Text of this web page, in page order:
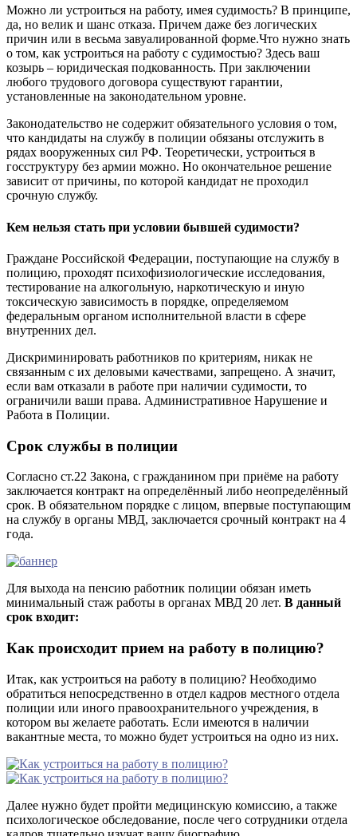
Можно ли устроиться на работу, имея судимость? В принципе,
да, но велик и шанс отказа. Причем даже без логических
причин или в весьма завуалированной форме.Что нужно знать
о том, как устроиться на работу с судимостью? Здесь ваш
козырь – юридическая подкованность. При заключении
любого трудового договора существуют гарантии,
установленные на законодательном уровне.
Законодательство не содержит обязательного условия о том,
что кандидаты на службу в полиции обязаны отслужить в
рядах вооруженных сил РФ. Теоретически, устроиться в
госструктуру без армии можно. Но окончательное решение
зависит от причины, по которой кандидат не проходил
срочную службу.
Кем нельзя стать при условии бывшей судимости?
Граждане Российской Федерации, поступающие на службу в
полицию, проходят психофизиологические исследования,
тестирование на алкогольную, наркотическую и иную
токсическую зависимость в порядке, определяемом
федеральным органом исполнительной власти в сфере
внутренних дел.
Дискриминировать работников по критериям, никак не
связанным с их деловыми качествами, запрещено. А значит,
если вам отказали в работе при наличии судимости, то
ограничили ваши права. Административное Нарушение и
Работа в Полиции.
Срок службы в полиции
Согласно ст.22 Закона, с гражданином при приёме на работу
заключается контракт на определённый либо неопределённый
срок. В обязательном порядке с лицом, впервые поступающим
на службу в органы МВД, заключается срочный контракт на 4
года.
Для выхода на пенсию работник полиции обязан иметь
минимальный стаж работы в органах МВД 20 лет. В данный
срок входит:
Как происходит прием на работу в полицию?
Итак, как устроиться на работу в полицию? Необходимо
обратиться непосредственно в отдел кадров местного отдела
полиции или иного правоохранительного учреждения, в
котором вы желаете работать. Если имеются в наличии
вакантные места, то можно будет устроиться на одно из них.
Далее нужно будет пройти медицинскую комиссию, а также
психологическое обследование, после чего сотрудники отдела